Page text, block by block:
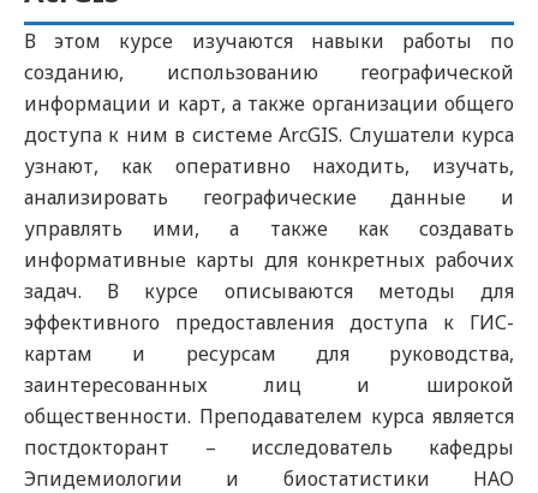
В этом курсе изучаются навыки работы по
созданию, использованию географической
информации и карт, а также организации общего
доступа к ним в системе ArcGIS. Слушатели курса
узнают, как оперативно находить, изучать,
анализировать географические данные и
управлять ими, а также как создавать
информативные карты для конкретных рабочих
задач. В курсе описываются методы для
эффективного предоставления доступа к ГИС-
картам и ресурсам для руководства,
заинтересованных лиц и широкой
общественности. Преподавателем курса является
постдокторант – исследователь кафедры
Эпидемиологии и биостатистики НАО